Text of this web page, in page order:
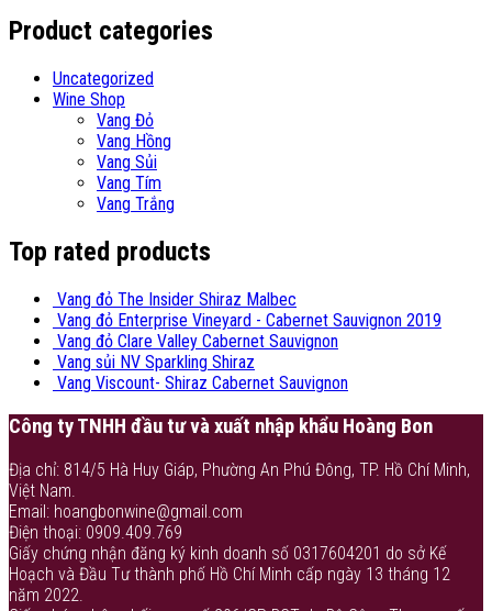
Product categories
Uncategorized
Wine Shop
Vang Đỏ
Vang Hồng
Vang Sủi
Vang Tím
Vang Trắng
Top rated products
Vang đỏ The Insider Shiraz Malbec
Vang đỏ Enterprise Vineyard - Cabernet Sauvignon 2019
Vang đỏ Clare Valley Cabernet Sauvignon
Vang sủi NV Sparkling Shiraz
Vang Viscount- Shiraz Cabernet Sauvignon
Công ty TNHH đầu tư và xuất nhập khẩu Hoàng Bon
Địa chỉ: 814/5 Hà Huy Giáp, Phường An Phú Đông, TP. Hồ Chí Minh,
Việt Nam.
Email: hoangbonwine@gmail.com
Điện thoại: 0909.409.769
Giấy chứng nhận đăng ký kinh doanh số 0317604201 do sở Kế
Hoạch và Đầu Tư thành phố Hồ Chí Minh cấp ngày 13 tháng 12
năm 2022.